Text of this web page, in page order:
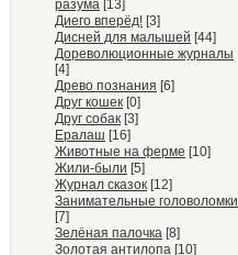
разума [13]
Диего вперёд! [3]
Дисней для малышей [44]
Дореволюционные журналы
[4]
Древо познания [6]
Друг кошек [0]
Друг собак [3]
Ералаш [16]
Животные на ферме [10]
Жили-были [5]
Журнал сказок [12]
Занимательные головоломки
[7]
Зелёная палочка [8]
Золотая антилопа [10]